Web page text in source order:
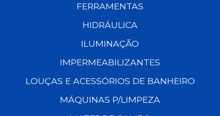
FERRAMENTAS
HIDRÁULICA
ILUMINAÇÃO
IMPERMEABILIZANTES
LOUÇAS E ACESSÓRIOS DE BANHEIRO
MÁQUINAS P/LIMPEZA